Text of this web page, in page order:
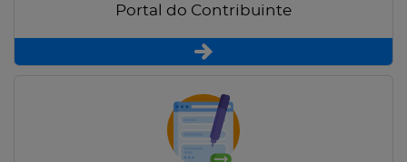
Portal do Contribuinte